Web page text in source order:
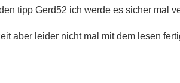
tipp Gerd52 ich werde es sicher mal
aber leider nicht mal mit dem lesen